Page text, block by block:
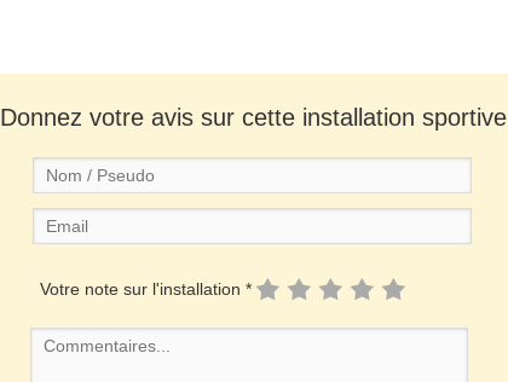
Donnez votre avis sur cette installation sportive
Votre note sur l'installation *